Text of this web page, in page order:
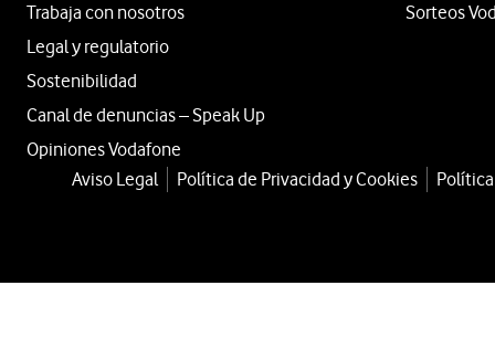
Trabaja con nosotros
Legal y regulatorio
Sostenibilidad
Canal de denuncias – Speak Up
Opiniones Vodafone
Sorteos
Aviso Legal Política de Privacidad y Cookies